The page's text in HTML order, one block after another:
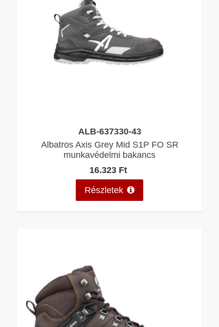
ALB-637330-43
Albatros Axis Grey Mid S1P FO SR
munkavédelmi bakancs
16.323 Ft
Részletek